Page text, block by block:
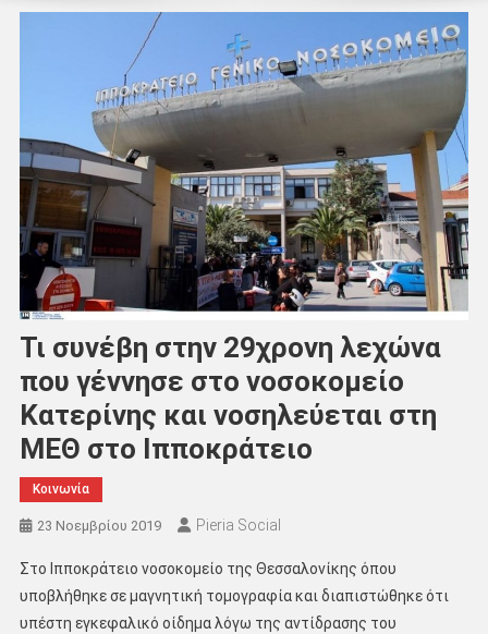
Τι συνέβη στην 29χρονη λεχώνα
που γέννησε στο νοσοκομείο
Κατερίνης και νοσηλεύεται στη
ΜΕΘ στο Ιπποκράτειο
Κοινωνία
23 Νοεμβρίου 2019 Pieria Social
Στο Ιπποκράτειο νοσοκομείο της Θεσσαλονίκης όπου
υποβλήθηκε σε μαγνητική τομογραφία και διαπιστώθηκε ότι
υπέστη εγκεφαλικό οίδημα λόγω της αντίδρασης του